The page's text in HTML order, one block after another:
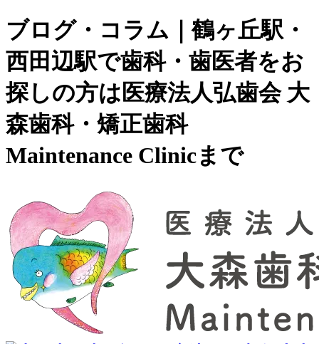
ブログ・コラム｜鶴ヶ丘駅・
西田辺駅で歯科・歯医者をお
探しの方は医療法人弘歯会 大
森歯科・矯正歯科
Maintenance Clinicまで